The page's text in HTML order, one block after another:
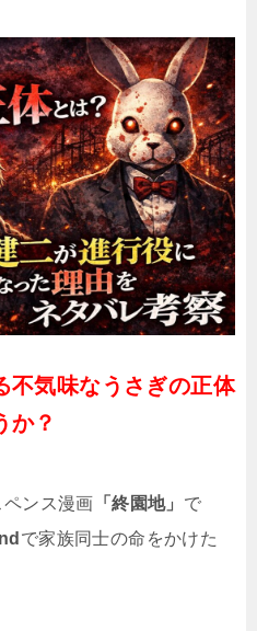
不気味なうさぎの正体
か？
ンス漫画 「終園地」 で
で家族同士の命をかけた